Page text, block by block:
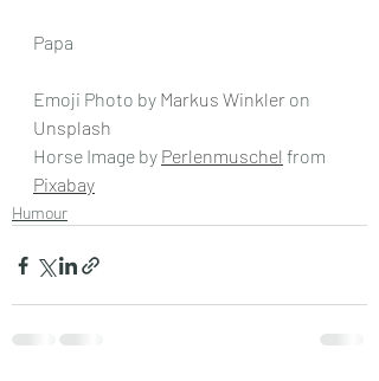
Papa
Emoji Photo by Markus Winkler on
Unsplash
Horse Image by Perlenmuschel from
Pixabay
Humour